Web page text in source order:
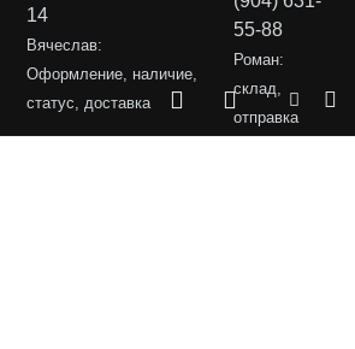
14
Вячеслав:
Оформление, наличие,
статус, доставка
55-88
Роман:
склад,
отправка